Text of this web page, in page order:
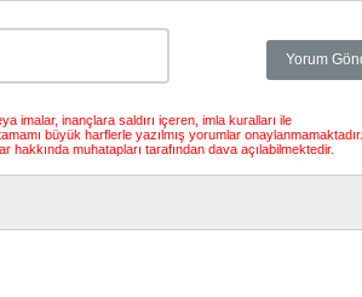
imalar, inançlara saldırı içeren, imla kuralları ile
büyük harflerle yazılmış yorumlar onaylanmamaktadır.
muhatapları tarafından dava açılabilmektedir.